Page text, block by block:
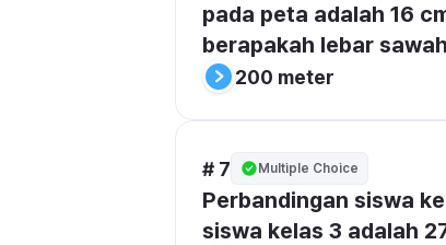
pada peta adalah 16
berapakah lebar
200 meter
# 7 Multiple Choice
Perbandingan siswa
siswa kelas 3 adalah